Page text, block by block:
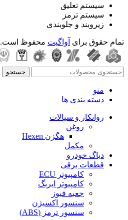
سیستم تعلیق
سیستم ترمز
زیروبند و جلوبندی
تمام حقوق برای آواگیت محفوظ است.
جستجو
منو
دسته بندی ها
روانکار و سیالات
روغن
هگزن Hexen
مکمل
دیاگ خودرو
قطعات برقی
کامپیوتر ECU
کامپیوتر ایربگ
جعبه فیوز
سنسور اکسیژن
سنسور ترمز (ABS)